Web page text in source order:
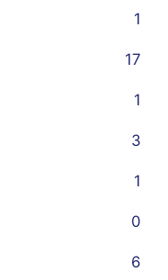
1
17
1
3
1
0
6